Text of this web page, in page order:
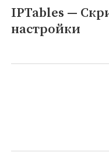
записям
Предыдущая
запись:
IPTables —
настройки